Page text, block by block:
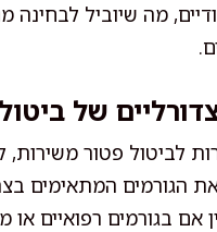
מה שיוביל
של
לביטול פטור משירות,
הגורמים המתאימים
אם בגורמים רפואיים או